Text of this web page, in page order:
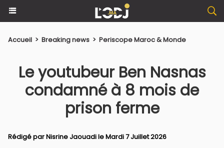
Accueil > Breaking news > Periscope Maroc & Monde
Le youtubeur Ben Nasnas
condamné à 8 mois de
prison ferme
Rédigé parNisrine Jaouadile Mardi 7 Juillet 2026